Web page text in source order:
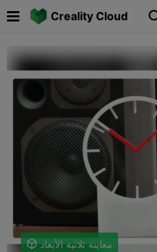
Creality Cloud
 معاينة ثلاثية الأبعاد